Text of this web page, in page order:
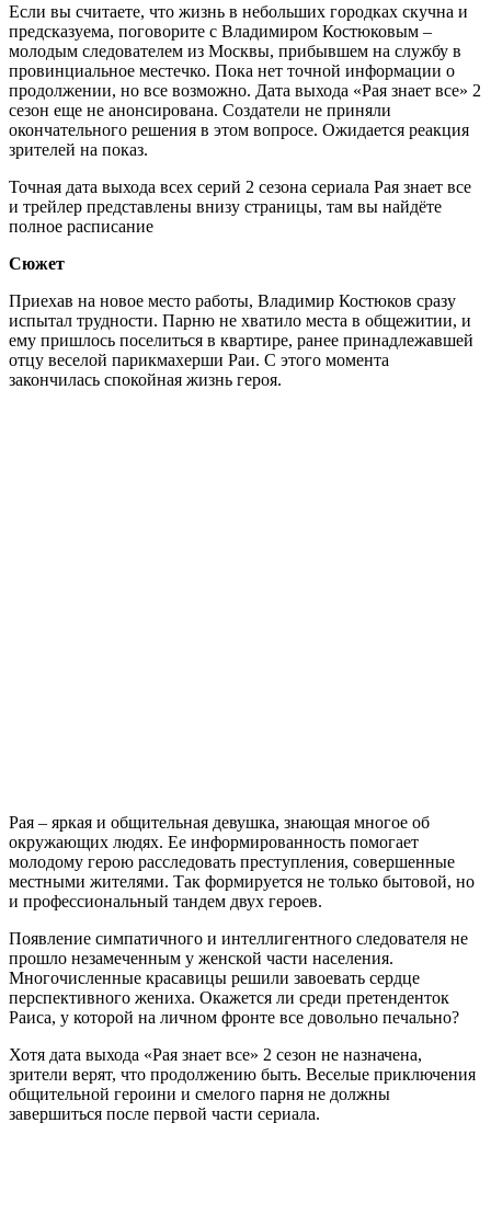
Если вы считаете, что жизнь в небольших городках скучна и
предсказуема, поговорите с Владимиром Костюковым –
молодым следователем из Москвы, прибывшем на службу в
провинциальное местечко. Пока нет точной информации о
продолжении, но все возможно. Дата выхода «Рая знает все» 2
сезон еще не анонсирована. Создатели не приняли
окончательного решения в этом вопросе. Ожидается реакция
зрителей на показ.
Точная дата выхода всех серий 2 сезона сериала Рая знает все
и трейлер представлены внизу страницы, там вы найдёте
полное расписание
Сюжет
Приехав на новое место работы, Владимир Костюков сразу
испытал трудности. Парню не хватило места в общежитии, и
ему пришлось поселиться в квартире, ранее принадлежавшей
отцу веселой парикмахерши Раи. С этого момента
закончилась спокойная жизнь героя.
Рая – яркая и общительная девушка, знающая многое об
окружающих людях. Ее информированность помогает
молодому герою расследовать преступления, совершенные
местными жителями. Так формируется не только бытовой, но
и профессиональный тандем двух героев.
Появление симпатичного и интеллигентного следователя не
прошло незамеченным у женской части населения.
Многочисленные красавицы решили завоевать сердце
перспективного жениха. Окажется ли среди претенденток
Раиса, у которой на личном фронте все довольно печально?
Хотя дата выхода «Рая знает все» 2 сезон не назначена,
зрители верят, что продолжению быть. Веселые приключения
общительной героини и смелого парня не должны
завершиться после первой части сериала.